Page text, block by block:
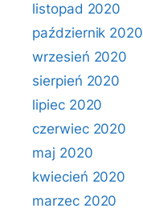
listopad 2020
październik 2020
wrzesień 2020
sierpień 2020
lipiec 2020
czerwiec 2020
maj 2020
kwiecień 2020
marzec 2020